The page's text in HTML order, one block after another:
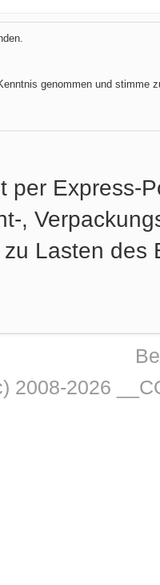
genommen und stimme
per Express-
,
Lasten des
2008-2026